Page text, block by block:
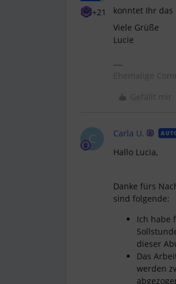
+21
konntet Ihr
Viele Grüße
Lucie
Ehemalige
Gefällt mir
C Carla U.
Hallo Lucia,
Danke fürs
sind folgende:
Ich habe
dieser
Das
werden